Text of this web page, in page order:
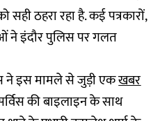
सही ठहरा रहा है. कई पत्रकारों,
ने इंदौर पुलिस पर गलत
ने इस मामले से जुड़ी एकखबर
की बाइलाइन के साथ